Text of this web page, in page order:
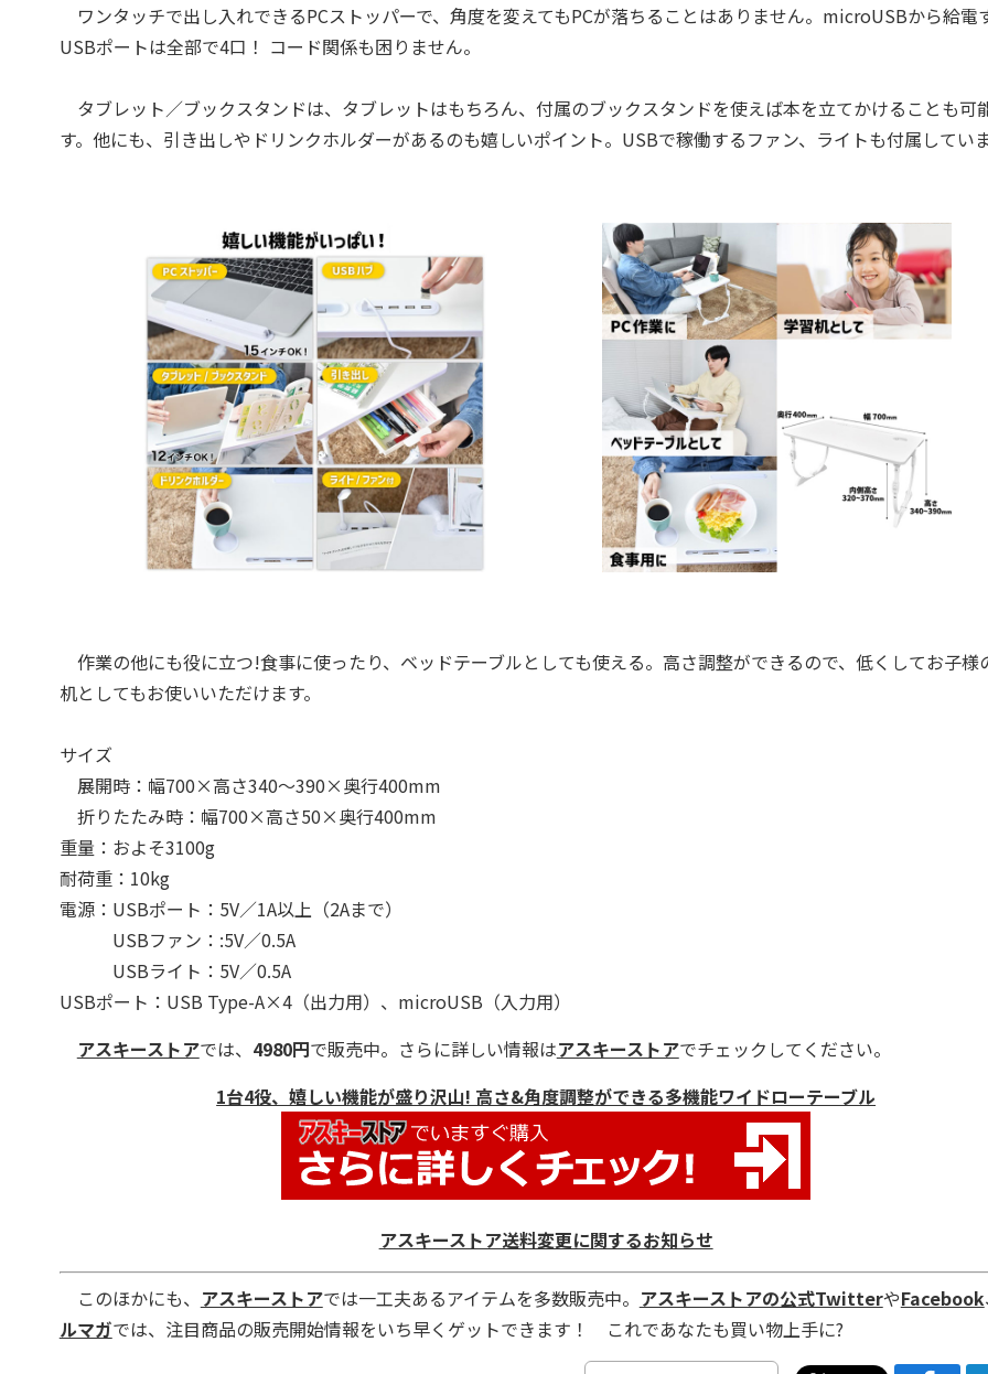
ワンタッチで出し入れできるPCストッパーで、角度を変えてもPCが落ちることはありません。microUSBから給電
USBポートは全部で4口！ コード関係も困りません。
タブレット／ブックスタンドは、タブレットはもちろん、付属のブックスタンドを使えば本を立てかけることも可
す。他にも、引き出しやドリンクホルダーがあるのも嬉しいポイント。USBで稼働するファン、ライトも付属してい
作業の他にも役に立つ!食事に使ったり、ベッドテーブルとしても使える。高さ調整ができるので、低くしてお子様
机としてもお使いいただけます。
サイズ
展開時：幅700×高さ340〜390×奥行400mm
折りたたみ時：幅700×高さ50×奥行400mm
重量：およそ3100g
耐荷重：10kg
電源：USBポート：5V／1A以上（2Aまで）
USBファン：:5V／0.5A
USBライト：5V／0.5A
USBポート：USB Type-A×4（出力用）、microUSB（入力用）
アスキーストアでは、 4980円で販売中。さらに詳しい情報はアスキーストアでチェックしてください。
1台4役、嬉しい機能が盛り沢山! 高さ&角度調整ができる多機能ワイドローテーブル
アスキーストア送料変更に関するお知らせ
このほかにも、 アスキーストアでは一工夫あるアイテムを多数販売中。 アスキーストアの公式TwitterやFacebook
ルマガでは、注目商品の販売開始情報をいち早くゲットできます！ これであなたも買い物上手に?